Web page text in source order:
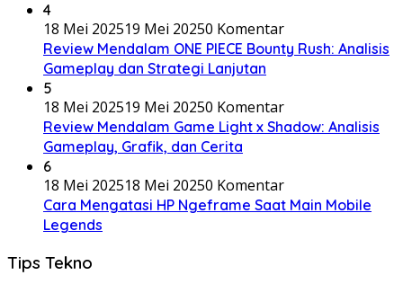
4
18 Mei 202519 Mei 20250 Komentar
Review Mendalam ONE PIECE Bounty Rush: Analisis
Gameplay dan Strategi Lanjutan
5
18 Mei 202519 Mei 20250 Komentar
Review Mendalam Game Light x Shadow: Analisis
Gameplay, Grafik, dan Cerita
6
18 Mei 202518 Mei 20250 Komentar
Cara Mengatasi HP Ngeframe Saat Main Mobile
Legends
Tips Tekno